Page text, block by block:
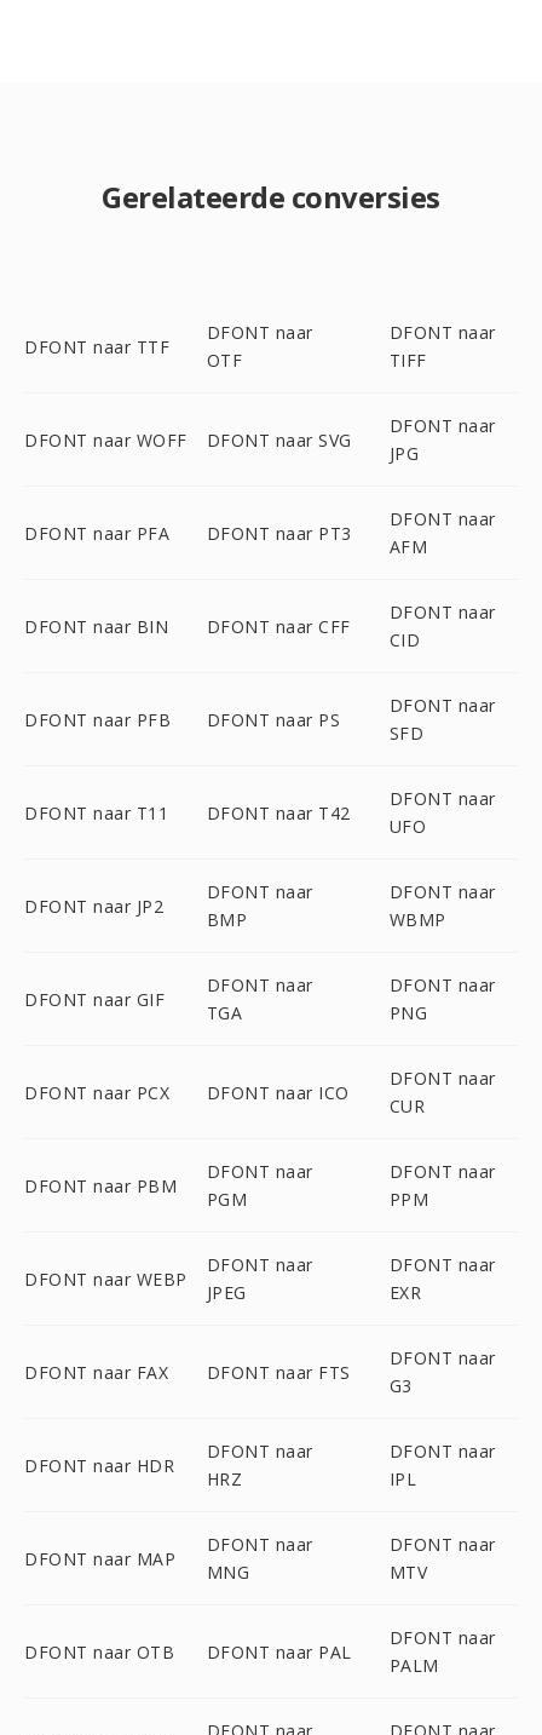
Gerelateerde conversies
DFONT naar TTF
DFONT naar
OTF
DFONT naar
TIFF
DFONT naar WOFF DFONT naar SVG
DFONT naar
JPG
DFONT naar PFA DFONT naar PT3
DFONT naar
AFM
DFONT naar BIN DFONT naar CFF
DFONT naar
CID
DFONT naar PFB DFONT naar PS
DFONT naar
SFD
DFONT naar T11 DFONT naar T42
DFONT naar
UFO
DFONT naar JP2
DFONT naar
BMP
DFONT naar
WBMP
DFONT naar GIF
DFONT naar
TGA
DFONT naar
PNG
DFONT naar PCX DFONT naar ICO
DFONT naar
CUR
DFONT naar PBM
DFONT naar
PGM
DFONT naar
PPM
DFONT naar WEBP
DFONT naar
JPEG
DFONT naar
EXR
DFONT naar FAX DFONT naar FTS
DFONT naar
G3
DFONT naar HDR
DFONT naar
HRZ
DFONT naar
IPL
DFONT naar MAP
DFONT naar
MNG
DFONT naar
MTV
DFONT naar OTB DFONT naar PAL
DFONT naar
PALM